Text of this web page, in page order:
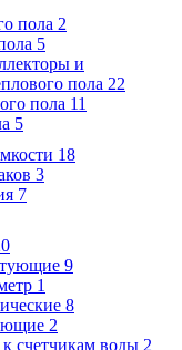
пола 2
5
и
пола 22
пола 11
5
18
3
7
9
1
8
2
счетчикам воды 2